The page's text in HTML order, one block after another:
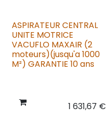
ASPIRATEUR CENTRAL
UNITE MOTRICE
VACUFLO MAXAIR (2
moteurs)(jusqu'a 1000
M²) GARANTIE 10 ans
1 631,67 €